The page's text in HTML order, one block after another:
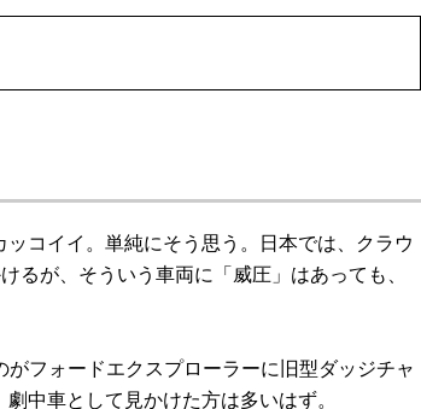
コイイ。単純にそう思う。日本では、クラウ
が、そういう車両に「威圧」はあっても、
フォードエクスプローラーに旧型ダッジチャ
中車として見かけた方は多いはず。